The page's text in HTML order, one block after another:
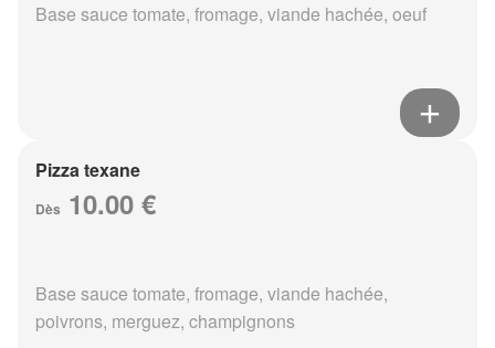
Base sauce tomate, fromage, viande hachée, oeuf
Pizza texane
Dès 10.00 €
Base sauce tomate, fromage, viande hachée,
poivrons, merguez, champignons